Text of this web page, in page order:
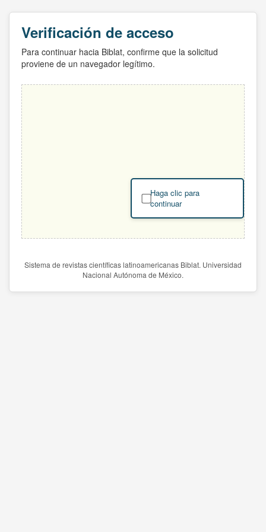
Verificación de acceso
Para continuar hacia Biblat, confirme que la solicitud
proviene de un navegador legítimo.
Haga clic para
continuar
Sistema de revistas científicas latinoamericanas Biblat. Universidad
Nacional Autónoma de México.